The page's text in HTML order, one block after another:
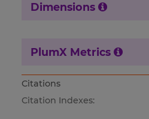
Dimensions
PlumX Metrics
Citations
Citation Indexes: